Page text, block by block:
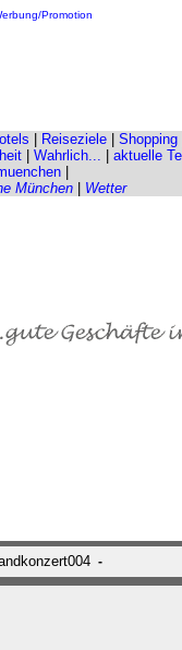
Promotion
Reiseziele Shopping
| Wahrlich... aktuelle
|
München Wetter
-